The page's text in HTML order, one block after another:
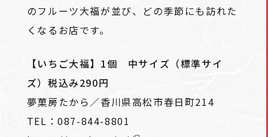
のフルーツ大福が並び、どの季節にも訪れた
くなるお店です。
【いちご大福】1個 中サイズ（標準サイ
ズ）税込み290円
夢菓房たから／香川県高松市春日町214
TEL：087-844-8801